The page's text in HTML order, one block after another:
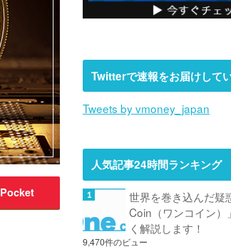
Pocket
Twitterで速報をお届けして
Tweets by vmoney_japan
人気記事24時間ランキング
世界を巻き込んだ疑
Coin（ワンコイン）
く解説します！
9,470件のビュー